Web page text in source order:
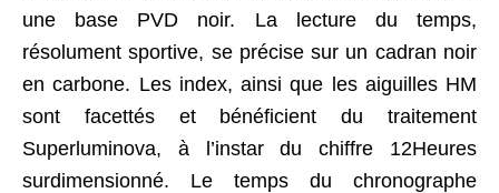
une base PVD noir. La lecture du temps,
résolument sportive, se précise sur un cadran noir
en carbone. Les index, ainsi que les aiguilles HM
sont facettés et bénéficient du traitement
Superluminova, à l’instar du chiffre 12Heures
surdimensionné. Le temps du chronographe